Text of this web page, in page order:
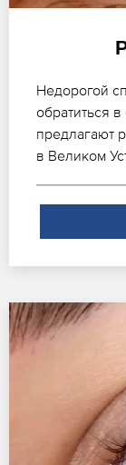
Недорогой
обратиться
предлагают
в Великом